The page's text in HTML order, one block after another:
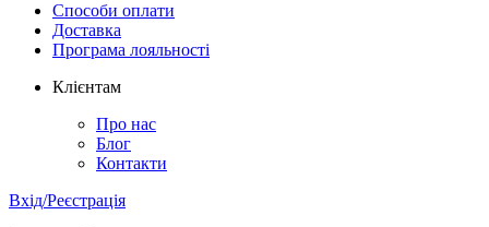
Способи оплати
Доставка
Програма лояльності
Клієнтам
Про нас
Блог
Контакти
Вхід/Реєстрація